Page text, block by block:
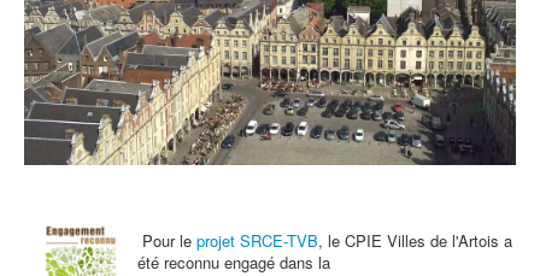
Espace Info Energie
Guide Nature Patrimoine Volontaire (GNPV)
Centre de Ressources du Territoire (CRT)
Contact
Pour le projet SRCE-TVB, le CPIE Villes de l'Artois a
été reconnu engagé dans la